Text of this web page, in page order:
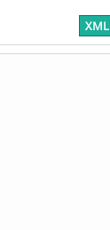
XML